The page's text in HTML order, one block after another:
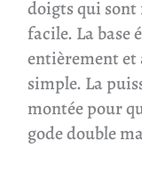
doigts qui
facile. La base
entièrement et
simple. La
montée pour
gode double